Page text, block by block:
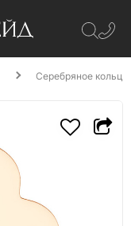
Серебряное